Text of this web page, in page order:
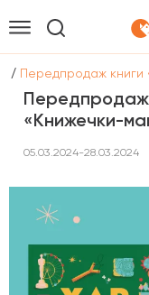
/ Передпродаж книги
Передпродаж
«Книжечки-
05.03.2024-28.03.2024